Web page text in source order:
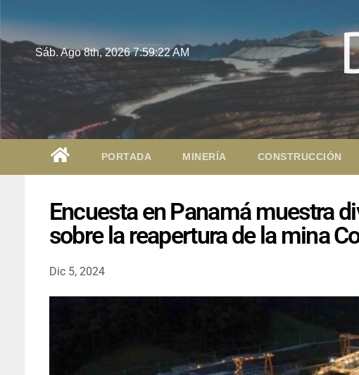
Sáb. Ago 8th, 20267:59:23 AM
PORTADA MINERÍA CONSTRUCCIÓN
Encuesta en Panamá muestra
sobre la reapertura de la mina
Dic 5, 2024